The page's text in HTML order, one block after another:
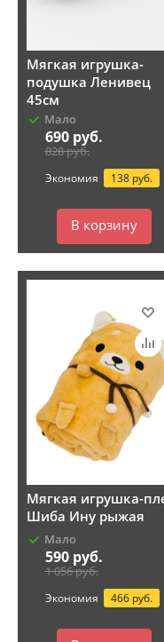
Мягкая игрушка-
подушка Ленивец
45см
Мало
690руб.
828руб.
Экономия 138 руб.
В корзину
Мягкая игрушка-
Шиба Ину рыжая
Мало
590руб.
1 056руб.
Экономия 466 руб.